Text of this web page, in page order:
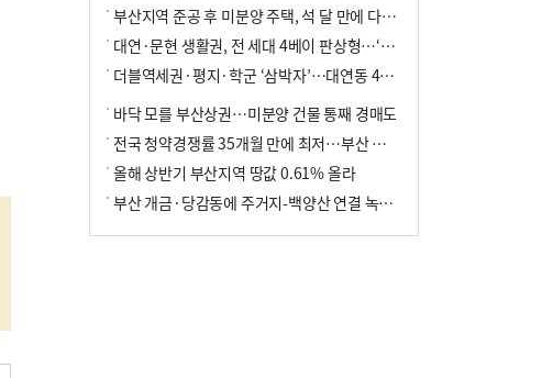
부산지역 준공 후 미분양 주택, 석 달 만에 다시 3000가구 넘어서
대연·문현 생활권, 전 세대 4베이 판상형…‘더샵 트리센트’ 내달 분양
더블역세권·평지·학군 ‘삼박자’…대연동 42층 브랜드 단지
바닥 모를 부산상권…미분양 건물 통째 경매도
전국 청약경쟁률 35개월 만에 최저…부산 미분양 ‘적체’ 심화
올해 상반기 부산지역 땅값 0.61% 올라
부산 개금·당감동에 주거지-백양산 연결 녹지 조성